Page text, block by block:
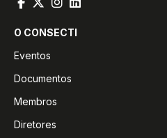
O CONSECTI
Eventos
Documentos
Membros
Diretores